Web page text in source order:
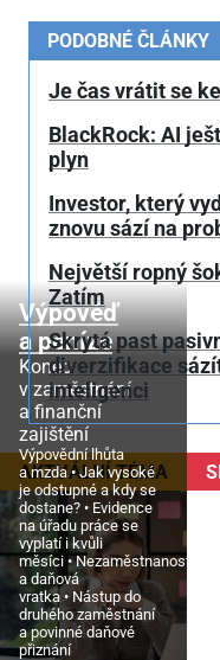
AKTUÁLNÍ TÉMA
Výpověď
a peníze
Konec
v zaměstnání
a finanční
zajištění
Výpovědní lhůta
a mzda
Jak vysoké
je odstupné a kdy se
dostane?
Evidence
na úřadu práce se
vyplatí i kvůli
měsíci
Nezaměstnanost
a daňová
vratka
Nástup do
druhého zaměstnání
a povinné daňové
přiznání
PODOBNÉ ČLÁNKY
Je čas vrátit se
BlackRock: AI
plyn
Investor, který
znovu sází na
Největší ropný
Zatím
Skrytá past
diverzifikace
inteligenci